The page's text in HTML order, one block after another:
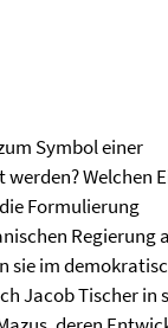
Symbol einer
Welchen
Formulierung
Regierung
sie im
Jacob Tischer in